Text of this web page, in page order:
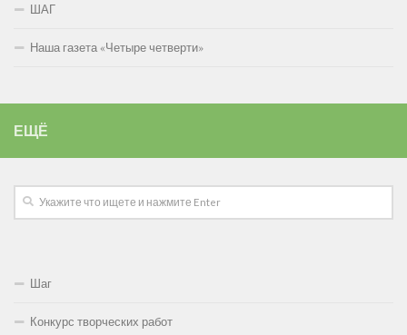
ШАГ
Наша газета «Четыре четверти»
ЕЩЁ
Шаг
Конкурс творческих работ